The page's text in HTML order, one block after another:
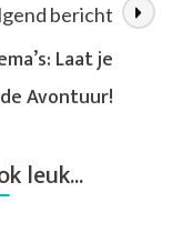
bericht
Laat je
Avontuur!
leuk...